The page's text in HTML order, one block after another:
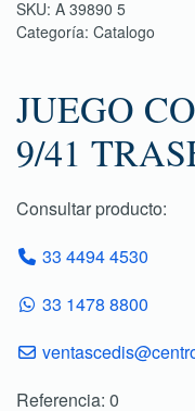
SKU: A 39890 5
Categoría: Catalogo
JUEGO
9/41
Consultar producto:
33 4494 4530
33 1478 8800
Referencia: 0